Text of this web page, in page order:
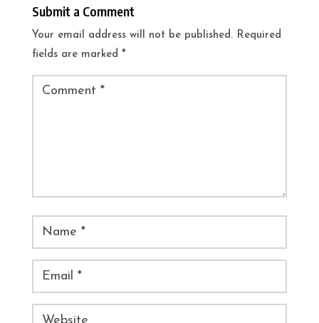
Submit a Comment
Your email address will not be published. Required
fields are marked *